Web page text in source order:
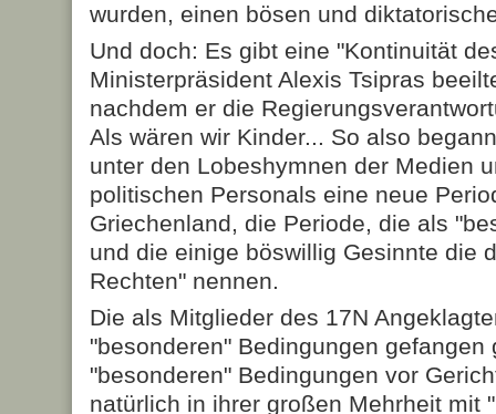
wurden, einen bösen und
Und doch: Es gibt eine "Kontinuität
Ministerpräsident Alexis Tsipras
nachdem er die
Als wären wir Kinder... So also
unter den Lobes­hymnen der Medien
politischen Personals eine neue
Griechenland, die Periode, die als
und die einige böswillig Gesinnte die
Rechten" nennen.
Die als Mitglieder des 17N
"besonderen" Bedingungen ge­fangen
"besonderen" Bedingungen vor
natürlich in ihrer großen Mehrheit mit